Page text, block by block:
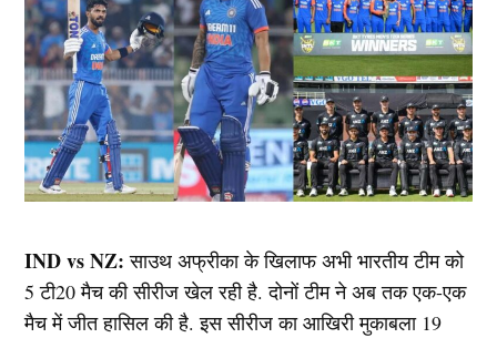
IND vs NZ: साउथ अफ्रीका के खिलाफ अभी भारतीय टीम को
5 टी20 मैच की सीरीज खेल रही है. दोनों टीम ने अब तक एक-एक
मैच में जीत हासिल की है. इस सीरीज का आखिरी मुकाबला 19